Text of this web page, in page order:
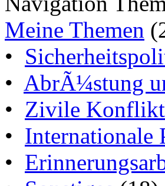
Meine Themen
•
• AbrÃ¼stung
• Zivile
• Internationale
•